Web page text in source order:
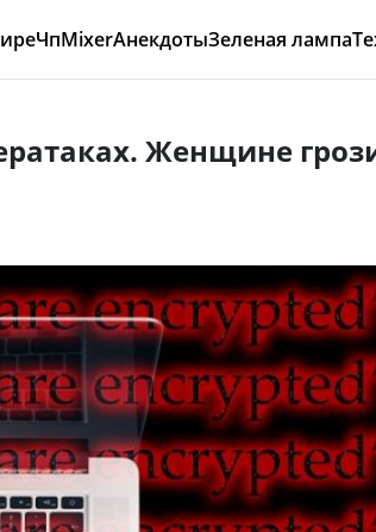
ЧпMixerАнекдотыЗеленая лампа
Женщине